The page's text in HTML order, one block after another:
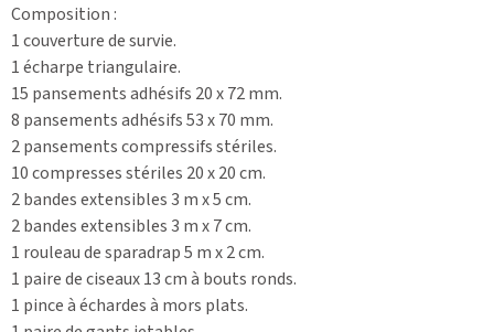
Composition :
1 couverture de survie.
1 écharpe triangulaire.
15 pansements adhésifs 20 x 72 mm.
8 pansements adhésifs 53 x 70 mm.
2 pansements compressifs stériles.
10 compresses stériles 20 x 20 cm.
2 bandes extensibles 3 m x 5 cm.
2 bandes extensibles 3 m x 7 cm.
1 rouleau de sparadrap 5 m x 2 cm.
1 paire de ciseaux 13 cm à bouts ronds.
1 pince à échardes à mors plats.